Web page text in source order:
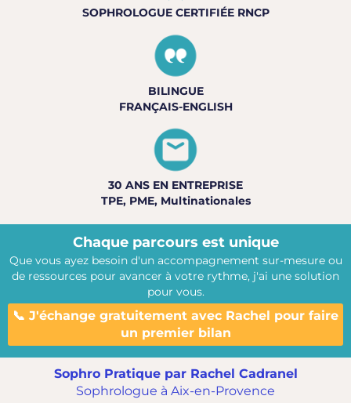
SOPHROLOGUE CERTIFIÉE RNCP
BILINGUE
FRANÇAIS-ENGLISH
30 ANS EN ENTREPRISE
TPE, PME, Multinationales
Chaque parcours est unique
Que vous ayez besoin d'un accompagnement sur-mesure ou
de ressources pour avancer à votre rythme, j'ai une solution
pour vous.
📞 J'échange gratuitement avec Rachel pour faire
un premier bilan
Sophro Pratique par Rachel Cadranel
Sophrologue à Aix-en-Provence